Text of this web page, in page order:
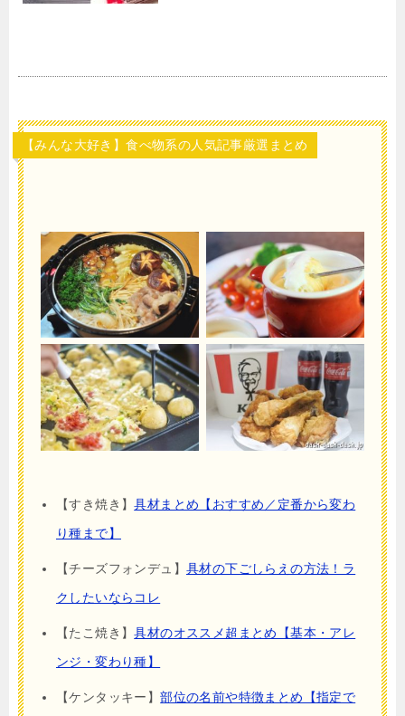
【みんな大好き】食べ物系の人気記事厳選まとめ
【すき焼き】具材まとめ【おすすめ／定番から変わ
り種まで】
【チーズフォンデュ】 具材の下ごしらえの方法！ラ
クしたいならコレ
【たこ焼き】具材のオススメ超まとめ【基本・アレ
ンジ・変わり種】
【ケンタッキー】部位の名前や特徴まとめ【指定で